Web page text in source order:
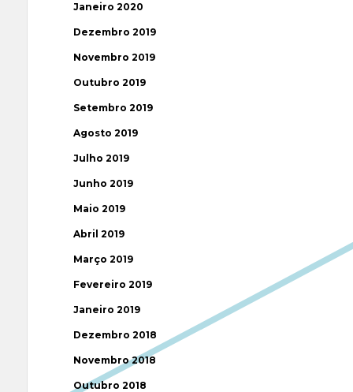
Janeiro 2020
Dezembro 2019
Novembro 2019
Outubro 2019
Setembro 2019
Agosto 2019
Julho 2019
Junho 2019
Maio 2019
Abril 2019
Março 2019
Fevereiro 2019
Janeiro 2019
Dezembro 2018
Novembro 2018
Outubro 2018